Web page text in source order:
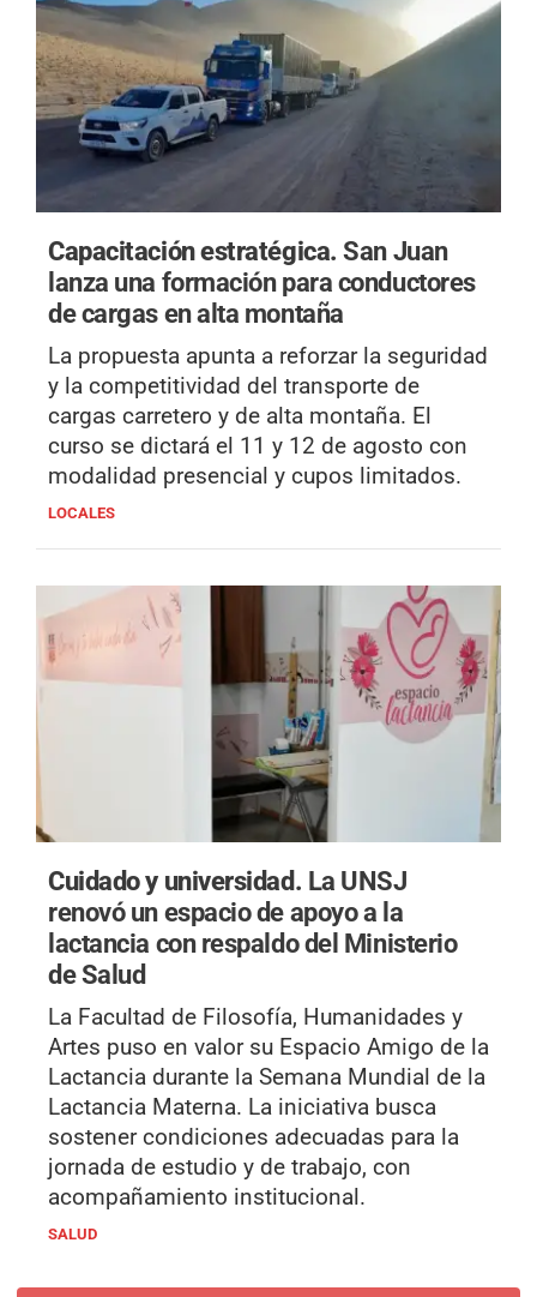
Capacitación estratégica.San Juan
lanza una formación para conductores
de cargas en alta montaña
La propuesta apunta a reforzar la seguridad
y la competitividad del transporte de
cargas carretero y de alta montaña. El
curso se dictará el 11 y 12 de agosto con
modalidad presencial y cupos limitados.
LOCALES
Cuidado y universidad. La UNSJ
renovó un espacio de apoyo a la
lactancia con respaldo del Ministerio
de Salud
La Facultad de Filosofía, Humanidades y
Artes puso en valor su Espacio Amigo de la
Lactancia durante la Semana Mundial de la
Lactancia Materna. La iniciativa busca
sostener condiciones adecuadas para la
jornada de estudio y de trabajo, con
acompañamiento institucional.
SALUD